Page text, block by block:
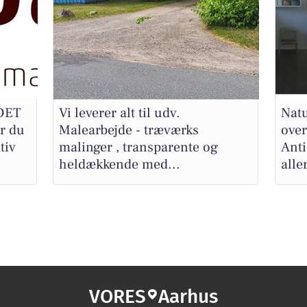
du
Vi leverer alt til udv.
Malearbejde - træværks
malinger , transparente og
heldækkende med...
VORES Aarhus